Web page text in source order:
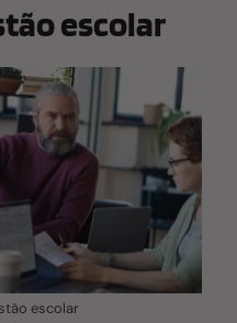
escolar
escolar